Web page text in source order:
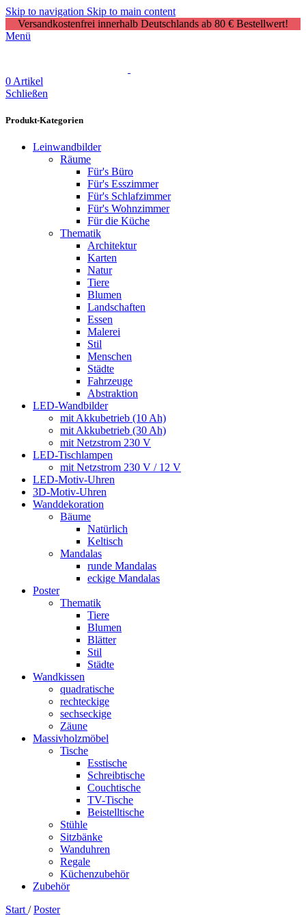
Skip to navigation Skip to main content
Versandkostenfrei innerhalb Deutschlands ab 80 € Bestellwert!
Menü
0 Artikel
Schließen
Produkt-Kategorien
Leinwandbilder
Räume
Für's Büro
Für's Esszimmer
Für's Schlafzimmer
Für's Wohnzimmer
Für die Küche
Thematik
Architektur
Karten
Natur
Tiere
Blumen
Landschaften
Essen
Malerei
Stil
Menschen
Städte
Fahrzeuge
Abstraktion
LED-Wandbilder
mit Akkubetrieb (10 Ah)
mit Akkubetrieb (30 Ah)
mit Netzstrom 230 V
LED-Tischlampen
mit Netzstrom 230 V / 12 V
LED-Motiv-Uhren
3D-Motiv-Uhren
Wanddekoration
Bäume
Natürlich
Keltisch
Mandalas
runde Mandalas
eckige Mandalas
Poster
Thematik
Tiere
Blumen
Blätter
Stil
Städte
Wandkissen
quadratische
rechteckige
sechseckige
Zäune
Massivholzmöbel
Tische
Esstische
Schreibtische
Couchtische
TV-Tische
Beistelltische
Stühle
Sitzbänke
Wanduhren
Regale
Küchenzubehör
Zubehör
Start / Poster